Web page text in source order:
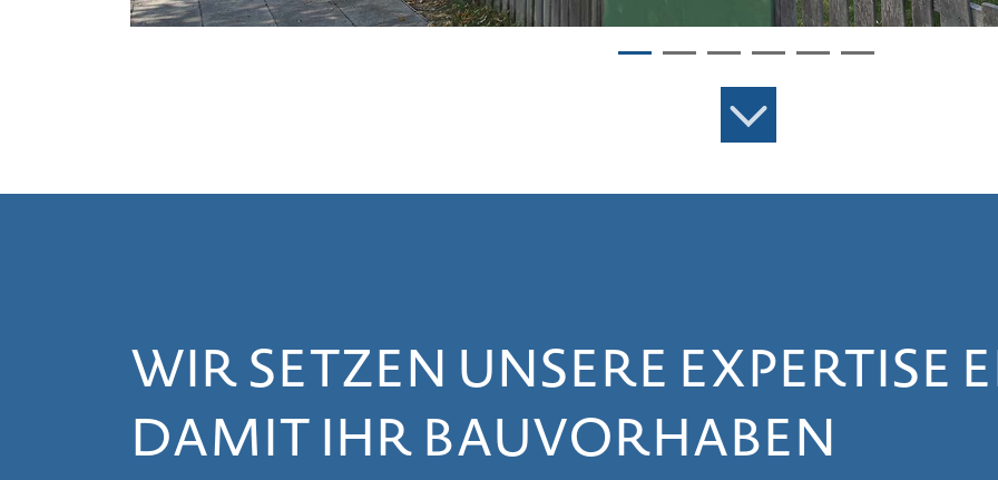
WIR SETZEN UNSERE EXPERTISE
DAMIT IHR BAUVORHABEN